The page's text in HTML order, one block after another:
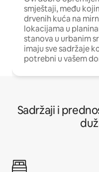
smještaji, među
drvenih kuća na
lokacijama u
stanova u urbanim
imaju sve sadržaje
potrebni u vašem
Sadržaji i